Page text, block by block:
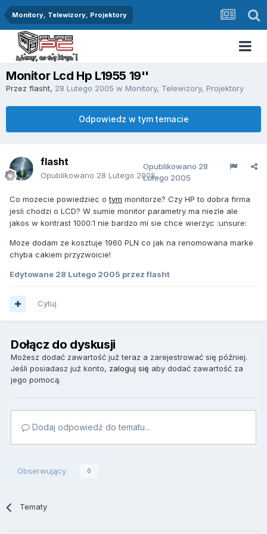
Monitory, Telewizory, Projektory
Monitor Lcd Hp L1955 19''
Przez flasht, 28 Lutego 2005 w Monitory, Telewizory, Projektory
Odpowiedz w tym temacie
flasht
Opublikowano 28 Lutego 2005
Opublikowano 28
Lutego 2005
Co mozecie powiedziec otym monitorze? Czy HP to dobra firma
jesli chodzi o LCD? W sumie monitor parametry ma niezle ale
jakos w kontrast 1000:1 nie bardzo mi sie chce wierzyc :unsure:
Moze dodam ze kosztuje 1960 PLN co jak na renomowana marke
chyba cakiem przyzwoicie!
Edytowane 28 Lutego 2005 przez flasht
Cytuj
Dołącz do dyskusji
Możesz dodać zawartość już teraz a zarejestrować się później.
Jeśli posiadasz już konto, zaloguj się aby dodać zawartość za
jego pomocą.
Dodaj odpowiedź do tematu...
Obserwujący 0
Tematy